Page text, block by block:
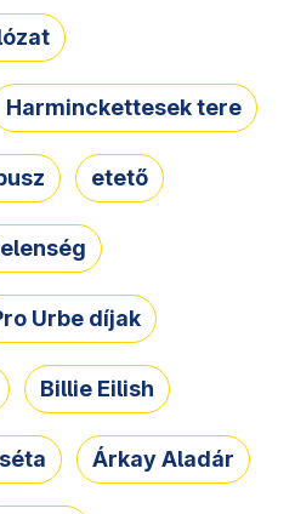
Harminckettesek tere
etető
Urbe díjak
Billie Eilish
Árkay Aladár